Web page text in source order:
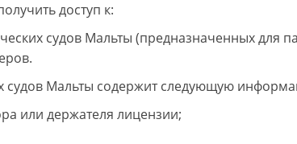
доступ к:
судов Мальты (предназначенных для
судов Мальты содержит следующую
или держателя лицензии;